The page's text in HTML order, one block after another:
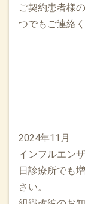
ご契約患者様
つでもご連絡く
2024年11月
インフルエン
日診療所でも
さい。